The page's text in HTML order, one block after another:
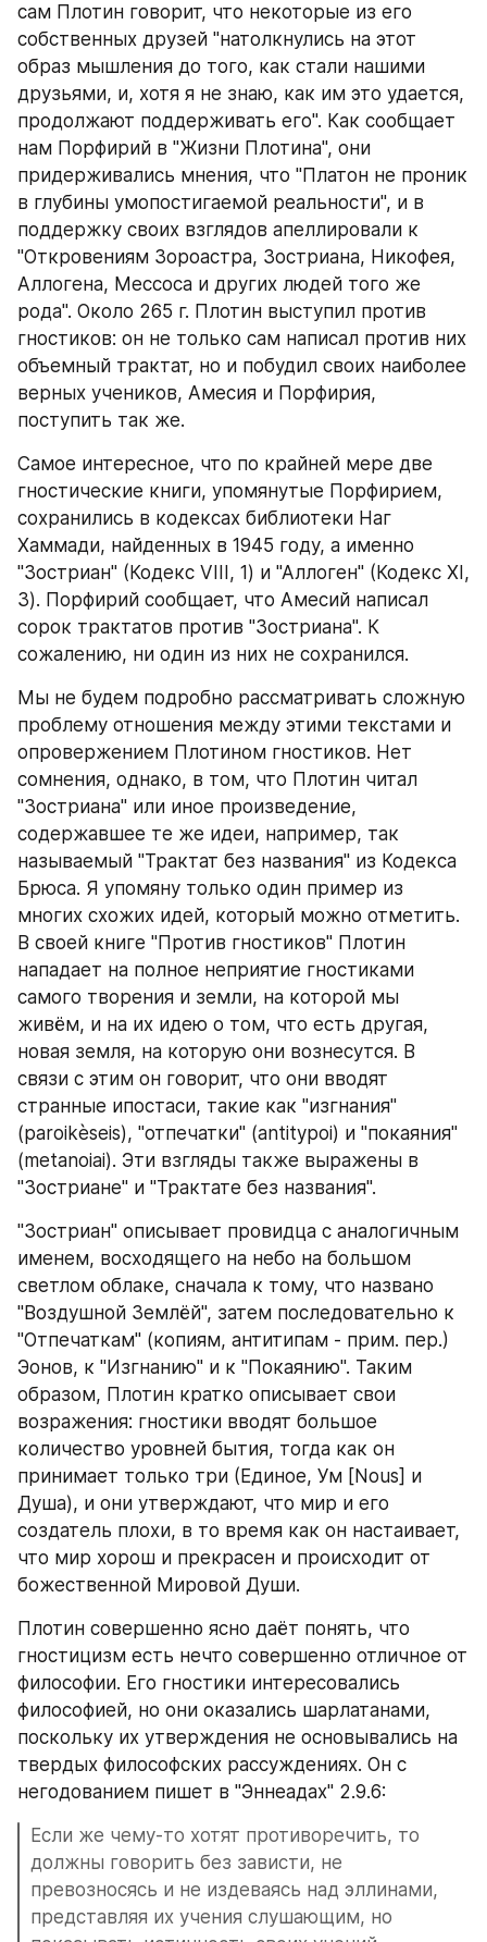
сам Плотин говорит, что некоторые из его
собственных друзей "натолкнулись на этот
образ мышления до того, как стали нашими
друзьями, и, хотя я не знаю, как им это удается,
продолжают поддерживать его". Как сообщает
нам Порфирий в "Жизни Плотина", они
придерживались мнения, что "Платон не проник
в глубины умопостигаемой реальности", и в
поддержку своих взглядов апеллировали к
"Откровениям Зороастра, Зостриана, Никофея,
Аллогена, Мессоса и других людей того же
рода". Около 265 г. Плотин выступил против
гностиков: он не только сам написал против них
объемный трактат, но и побудил своих наиболее
верных учеников, Амесия и Порфирия,
поступить так же.
Самое интересное, что по крайней мере две
гностические книги, упомянутые Порфирием,
сохранились в кодексах библиотеки Наг
Хаммади, найденных в 1945 году, а именно
"Зостриан" (Кодекс VIII, 1) и "Аллоген" (Кодекс ХI,
3). Порфирий сообщает, что Амесий написал
сорок трактатов против "Зостриана". К
сожалению, ни один из них не сохранился.
Мы не будем подробно рассматривать сложную
проблему отношения между этими текстами и
опровержением Плотином гностиков. Нет
сомнения, однако, в том, что Плотин читал
"Зостриана" или иное произведение,
содержавшее те же идеи, например, так
называемый "Трактат без названия" из Кодекса
Брюса. Я упомяну только один пример из
многих схожих идей, который можно отметить.
В своей книге "Против гностиков" Плотин
нападает на полное неприятие гностиками
самого творения и земли, на которой мы
живём, и на их идею о том, что есть другая,
новая земля, на которую они вознесутся. В
связи с этим он говорит, что они вводят
странные ипостаси, такие как "изгнания"
(paroikèseis), "отпечатки" (antitypoi) и "покаяния"
(metanoiai). Эти взгляды также выражены в
"Зостриане" и "Трактате без названия".
"Зостриан" описывает провидца с аналогичным
именем, восходящего на небо на большом
светлом облаке, сначала к тому, что названо
"Воздушной Землёй", затем последовательно к
"Отпечаткам" (копиям, антитипам - прим. пер.)
Эонов, к "Изгнанию" и к "Покаянию". Таким
образом, Плотин кратко описывает свои
возражения: гностики вводят большое
количество уровней бытия, тогда как он
принимает только три (Единое, Ум [Nous] и
Душа), и они утверждают, что мир и его
создатель плохи, в то время как он настаивает,
что мир хорош и прекрасен и происходит от
божественной Мировой Души.
Плотин совершенно ясно даёт понять, что
гностицизм есть нечто совершенно отличное от
философии. Его гностики интересовались
философией, но они оказались шарлатанами,
поскольку их утверждения не основывались на
твердых философских рассуждениях. Он с
негодованием пишет в "Эннеадах" 2.9.6:
Если же чему-то хотят противоречить, то
должны говорить без зависти, не
превозносясь и не издеваясь над эллинами,
представляя их учения слушающим, но